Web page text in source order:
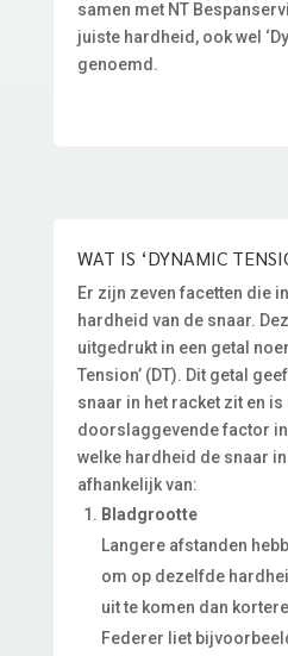
samen met NT
juiste hardheid, ook wel
genoemd.
WAT IS ‘DYNAMIC
Er zijn zeven facetten die
hardheid van de snaar.
uitgedrukt in een getal
Tension’ (DT). Dit getal
snaar in het racket zit en
doorslaggevende factor
welke hardheid de snaar
afhankelijk van:
Bladgrootte
Langere afstanden
om op dezelfde
uit te komen dan
Federer liet